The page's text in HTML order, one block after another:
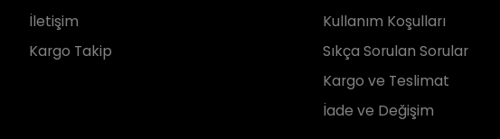
tozlu.com
Hakkımızda
İletişim
MÜŞTERİ HİZMETLERİ
Gizlilik ve Güvenlik
Kullanım Koşulları
Sıkça Sorulan Sorular
Kargo ve Teslimat